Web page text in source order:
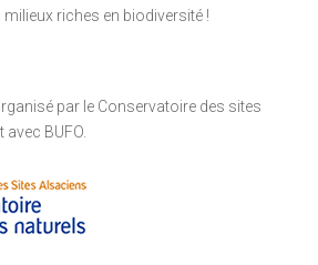
riches en biodiversité !
par le Conservatoire des sites
BUFO.